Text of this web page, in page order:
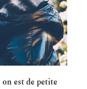
est de petite